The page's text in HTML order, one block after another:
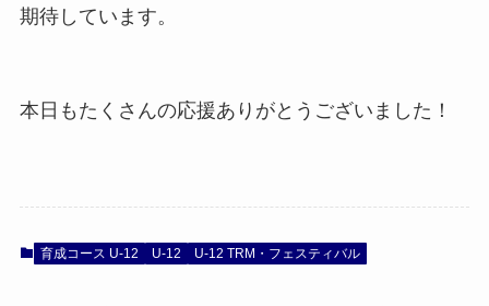
期待しています。
本日もたくさんの応援ありがとうございました！
育成コース U-12 U-12 U-12 TRM・フェスティバル